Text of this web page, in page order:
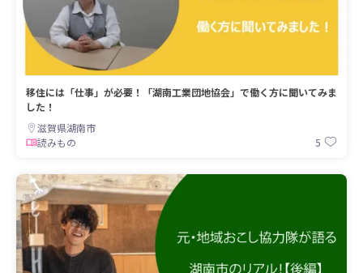
移住には「仕事」が必要！「湖南工業団地協会」で働く方に聞いてみま
した！
滋賀県湖南市
読みもの
5